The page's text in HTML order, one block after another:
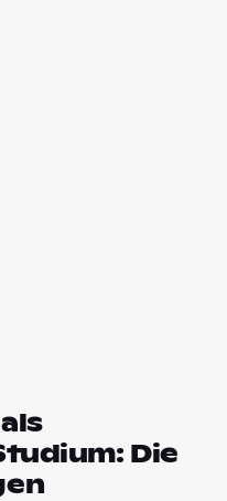
Die